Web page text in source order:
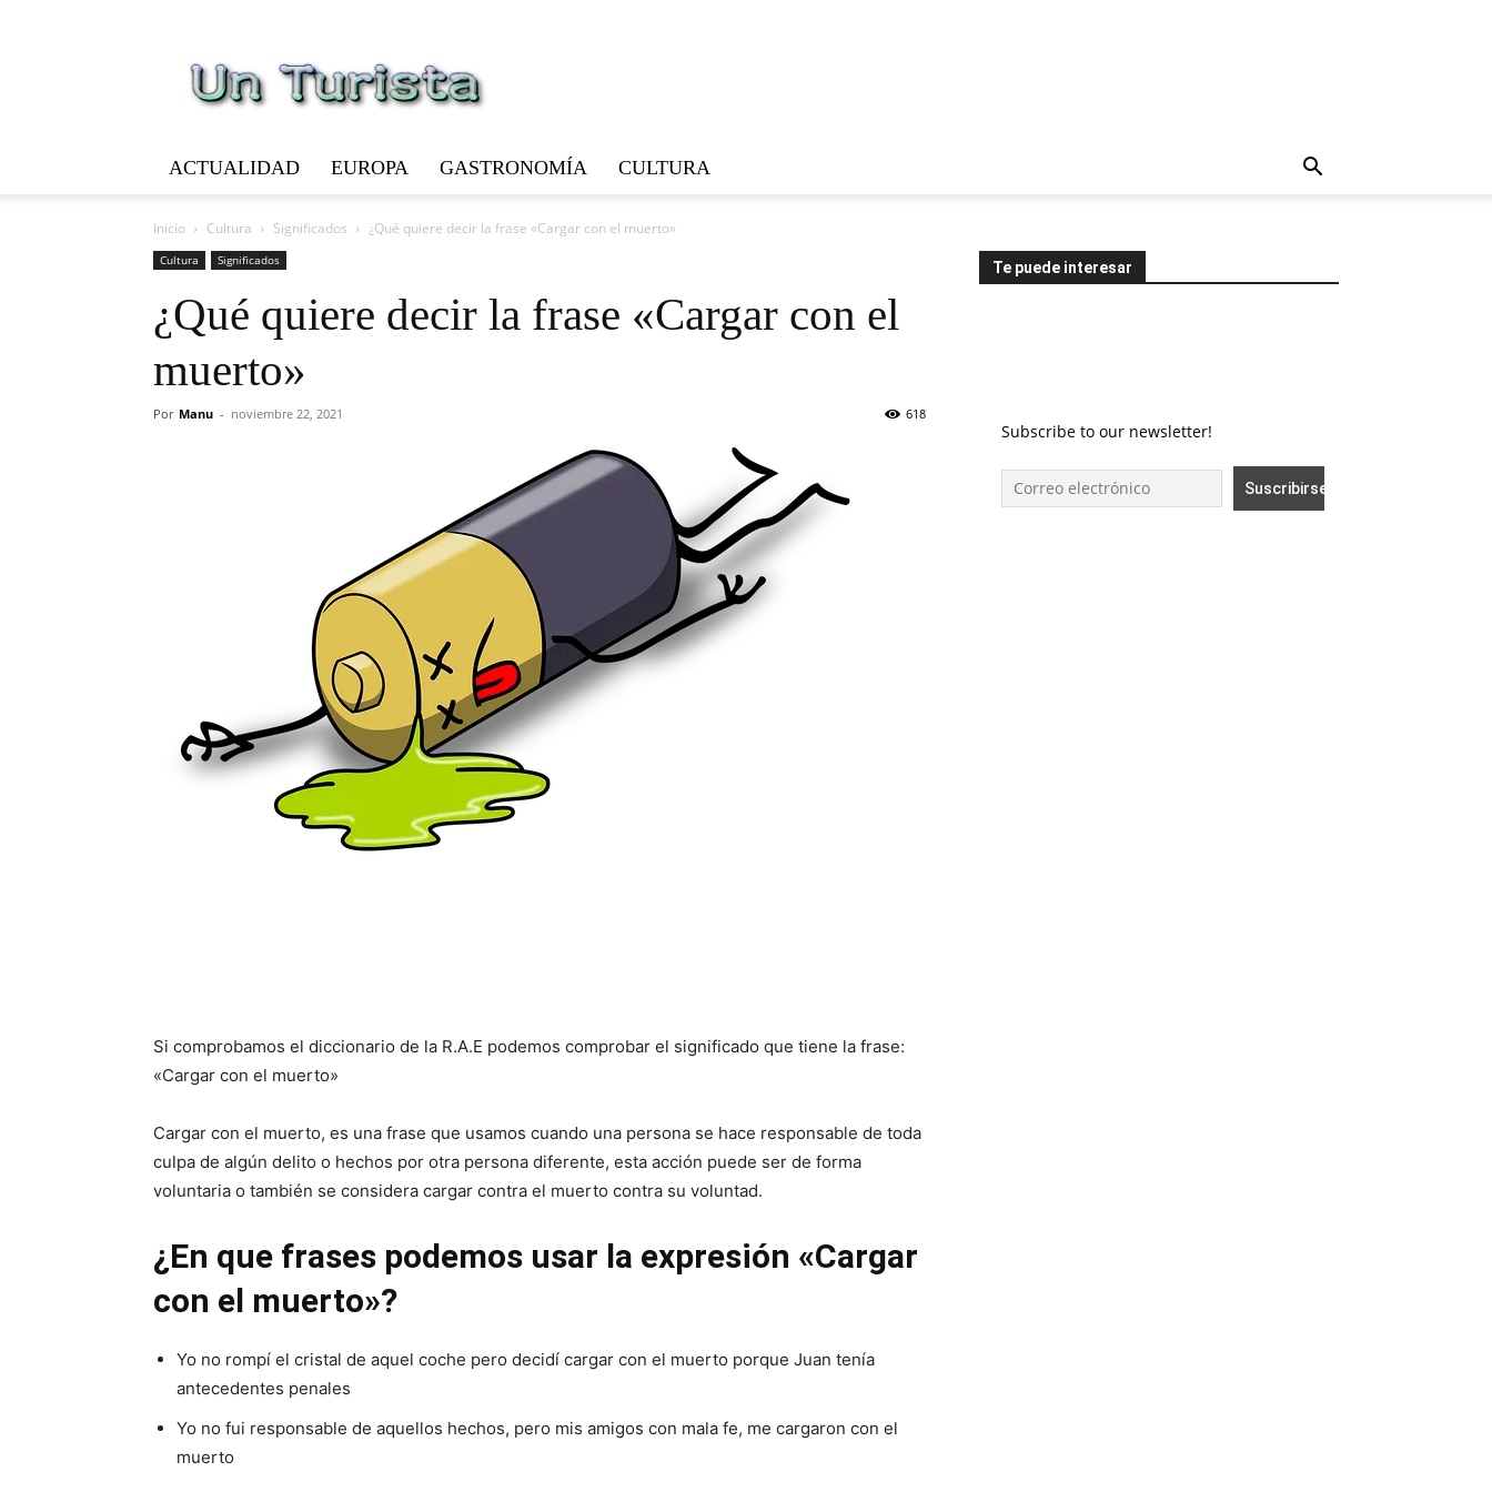
Turista
ACTUALIDAD EUROPA GASTRONOMÍA CULTURA
Inicio Cultura Significados ¿Qué quiere decir la frase «Cargar con el muerto»
Cultura Significados
¿Qué quiere decir la frase «Cargar con el
muerto»
Por Manu - noviembre 22, 2021 618
Si comprobamos el diccionario de la R.A.E podemos comprobar el significado que tiene la frase:
«Cargar con el muerto»
Cargar con el muerto, es una frase que usamos cuando una persona se hace responsable de toda
culpa de algún delito o hechos por otra persona diferente, esta acción puede ser de forma
voluntaria o también se considera cargar contra el muerto contra su voluntad.
¿En que frases podemos usar la expresión «Cargar
con el muerto»?
Yo no rompí el cristal de aquel coche pero decidí cargar con el muerto porque Juan tenía
antecedentes penales
Yo no fui responsable de aquellos hechos, pero mis amigos con mala fe, me cargaron con el
muerto
Te puede interesar
Subscribe to our newsletter!